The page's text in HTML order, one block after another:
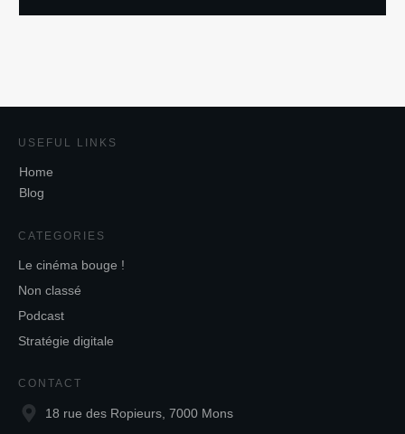
USEFUL LINKS
Home
Blog
CATEGORIES
Le cinéma bouge !
Non classé
Podcast
Stratégie digitale
CONTACT
18 rue des Ropieurs, 7000 Mons